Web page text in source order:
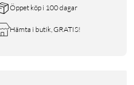
Öppet köp i 100 dagar
Hämta i butik, GRATIS!